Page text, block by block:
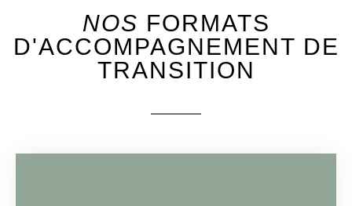
NOS FORMATS
D'ACCOMPAGNEMENT DE
TRANSITION